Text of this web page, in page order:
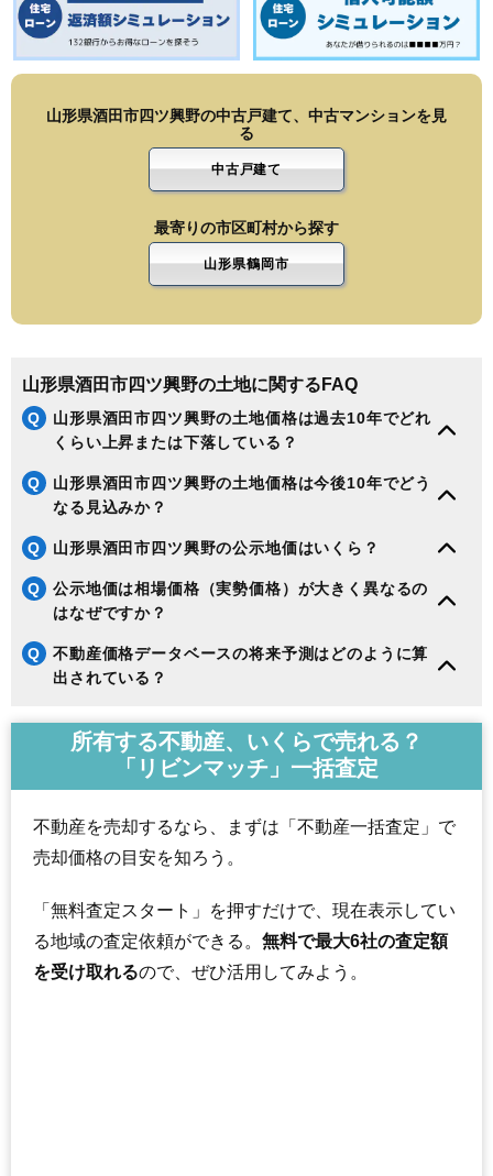
山形県酒田市四ツ興野の中古戸建て、中古マンションを見
る
中古戸建て
最寄りの市区町村から探す
山形県鶴岡市
山形県酒田市四ツ興野の土地に関するFAQ
Q
山形県酒田市四ツ興野の土地価格は過去10年でどれ
くらい上昇または下落している？
Q
山形県酒田市四ツ興野の土地価格は今後10年でどう
なる見込みか？
Q 山形県酒田市四ツ興野の公示地価はいくら？
Q
公示地価は相場価格（実勢価格）が大きく異なるの
はなぜですか？
Q
不動産価格データベースの将来予測はどのように算
出されている？
所有する不動産、いくらで売れる？
「リビンマッチ」一括査定
不動産を売却するなら、まずは「不動産一括査定」で
売却価格の目安を知ろう。
「無料査定スタート」を押すだけで、現在表示してい
る地域の査定依頼ができる。 無料で最大6社の査定額
を受け取れるので、ぜひ活用してみよう。